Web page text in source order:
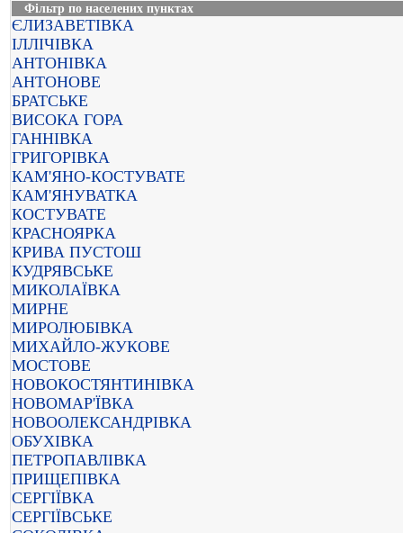
Фільтр по населених пунктах
ЄЛИЗАВЕТІВКА
ІЛЛІЧІВКА
АНТОНІВКА
АНТОНОВЕ
БРАТСЬКЕ
ВИСОКА ГОРА
ГАННІВКА
ГРИГОРІВКА
КАМ'ЯНО-КОСТУВАТЕ
КАМ'ЯНУВАТКА
КОСТУВАТЕ
КРАСНОЯРКА
КРИВА ПУСТОШ
КУДРЯВСЬКЕ
МИКОЛАЇВКА
МИРНЕ
МИРОЛЮБІВКА
МИХАЙЛО-ЖУКОВЕ
МОСТОВЕ
НОВОКОСТЯНТИНІВКА
НОВОМАР'ЇВКА
НОВООЛЕКСАНДРІВКА
ОБУХІВКА
ПЕТРОПАВЛІВКА
ПРИЩЕПІВКА
СЕРГІЇВКА
СЕРГІЇВСЬКЕ